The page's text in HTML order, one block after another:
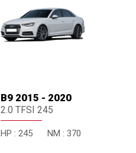
B9 2015 - 2020
2.0 TFSI 245
HP : 245 NM : 370